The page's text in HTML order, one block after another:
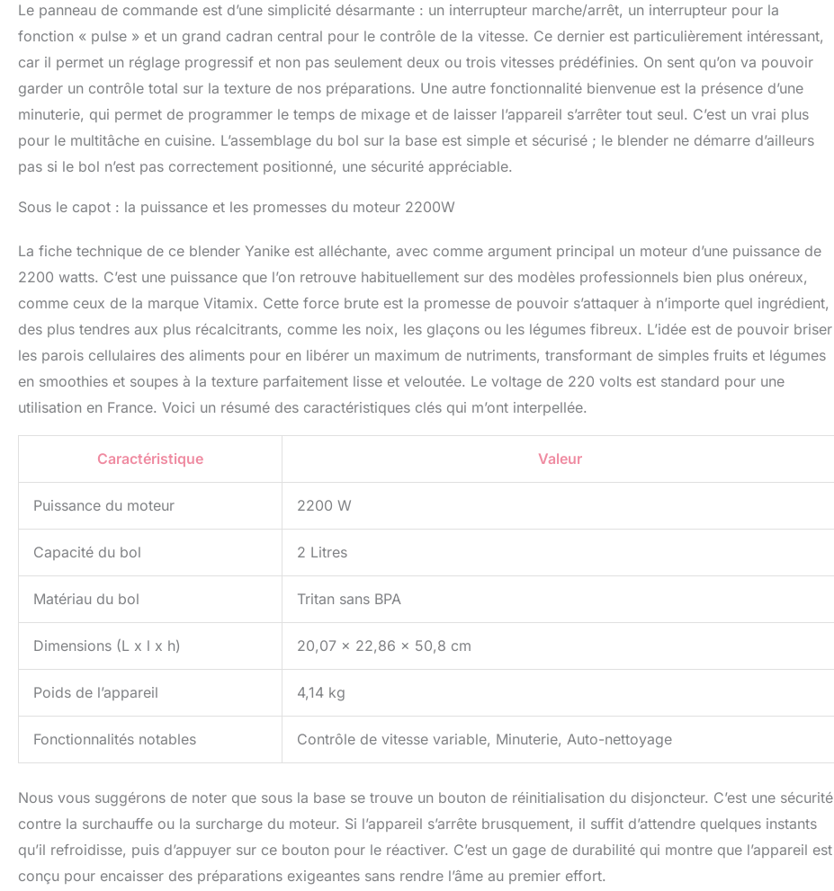
Le panneau de commande est d’une simplicité désarmante : un interrupteur marche/arrêt, un interrupteur pour la
fonction « pulse » et un grand cadran central pour le contrôle de la vitesse. Ce dernier est particulièrement intéressant,
car il permet un réglage progressif et non pas seulement deux ou trois vitesses prédéfinies. On sent qu’on va pouvoir
garder un contrôle total sur la texture de nos préparations. Une autre fonctionnalité bienvenue est la présence d’une
minuterie, qui permet de programmer le temps de mixage et de laisser l’appareil s’arrêter tout seul. C’est un vrai plus
pour le multitâche en cuisine. L’assemblage du bol sur la base est simple et sécurisé ; le blender ne démarre d’ailleurs
pas si le bol n’est pas correctement positionné, une sécurité appréciable.
Sous le capot : la puissance et les promesses du moteur 2200W
La fiche technique de ce blender Yanike est alléchante, avec comme argument principal un moteur d’une puissance de
2200 watts. C’est une puissance que l’on retrouve habituellement sur des modèles professionnels bien plus onéreux,
comme ceux de la marque Vitamix. Cette force brute est la promesse de pouvoir s’attaquer à n’importe quel ingrédient,
des plus tendres aux plus récalcitrants, comme les noix, les glaçons ou les légumes fibreux. L’idée est de pouvoir briser
les parois cellulaires des aliments pour en libérer un maximum de nutriments, transformant de simples fruits et légumes
en smoothies et soupes à la texture parfaitement lisse et veloutée. Le voltage de 220 volts est standard pour une
utilisation en France. Voici un résumé des caractéristiques clés qui m’ont interpellée.
Caractéristique Valeur
Puissance du moteur 2200 W
Capacité du bol 2 Litres
Matériau du bol Tritan sans BPA
Dimensions (L x l x h) 20,07 x 22,86 x 50,8 cm
Poids de l’appareil 4,14 kg
Fonctionnalités notables Contrôle de vitesse variable, Minuterie, Auto-nettoyage
Nous vous suggérons de noter que sous la base se trouve un bouton de réinitialisation du disjoncteur. C’est une sécurité
contre la surchauffe ou la surcharge du moteur. Si l’appareil s’arrête brusquement, il suffit d’attendre quelques instants
qu’il refroidisse, puis d’appuyer sur ce bouton pour le réactiver. C’est un gage de durabilité qui montre que l’appareil est
conçu pour encaisser des préparations exigeantes sans rendre l’âme au premier effort.